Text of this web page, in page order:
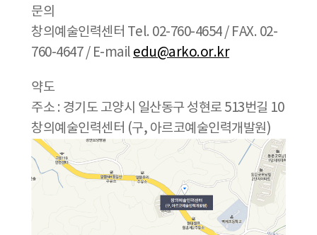
문의
창의예술인력센터 Tel. 02-760-4654 / FAX. 02-
760-4647 / E-mail edu@arko.or.kr
약도
주소 : 경기도 고양시 일산동구 성현로 513번길 10
창의예술인력센터 (구, 아르코예술인력개발원)